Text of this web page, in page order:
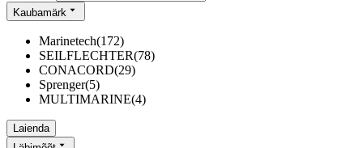
Kaubamärk
Marinetech(172)
SEILFLECHTER(78)
CONACORD(29)
Sprenger(5)
MULTIMARINE(4)
Laienda